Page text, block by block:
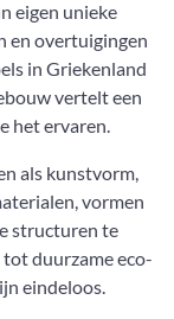
eigen unieke
en overtuigingen
in Griekenland
vertelt een
het ervaren.
als kunstvorm,
vormen
structuren te
duurzame eco-
eindeloos.